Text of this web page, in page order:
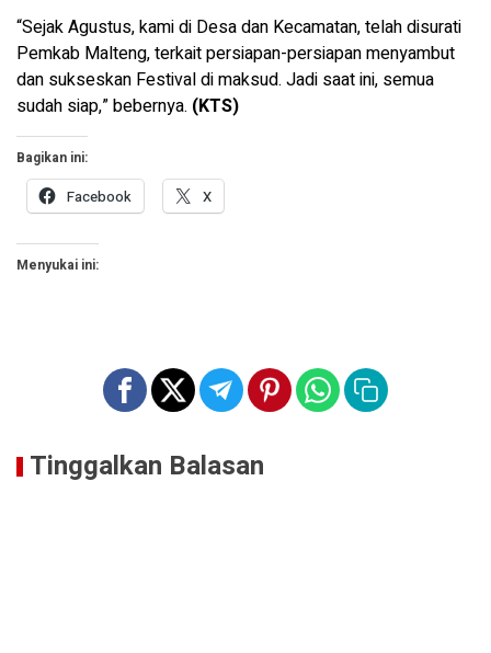
“Sejak Agustus, kami di Desa dan Kecamatan, telah disurati
Pemkab Malteng, terkait persiapan-persiapan menyambut
dan sukseskan Festival di maksud. Jadi saat ini, semua
sudah siap,” bebernya. (KTS)
Bagikan ini:
Facebook X
Menyukai ini:
Tinggalkan Balasan